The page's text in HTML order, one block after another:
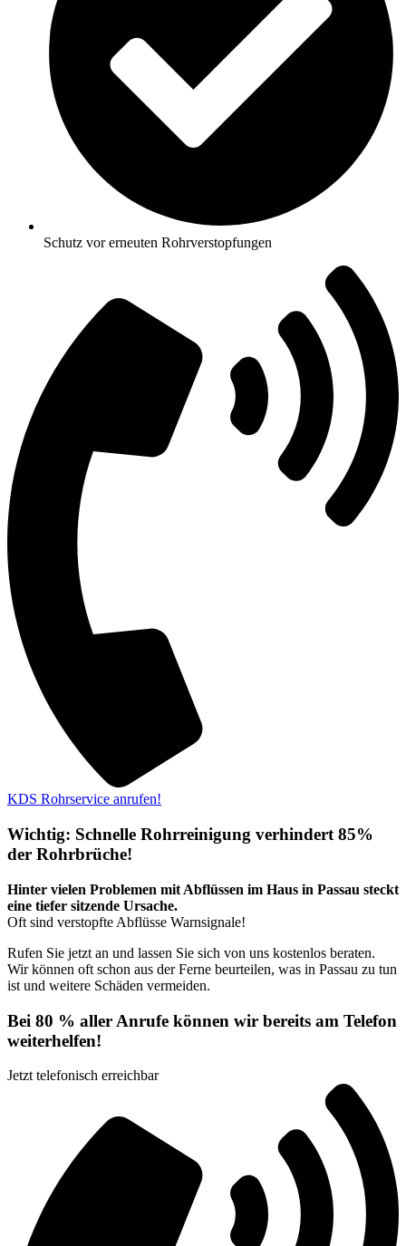
Schutz vor erneuten Rohrverstopfungen
KDS Rohrservice anrufen!
Wichtig: Schnelle Rohrreinigung verhindert 85%
der Rohrbrüche!
Hinter vielen Problemen mit Abflüssen im Haus in Passau steckt
eine tiefer sitzende Ursache.
Oft sind verstopfte Abflüsse Warnsignale!
Rufen Sie jetzt an und lassen Sie sich von uns kostenlos beraten.
Wir können oft schon aus der Ferne beurteilen, was in Passau zu tun
ist und weitere Schäden vermeiden.
Bei 80 % aller Anrufe können wir bereits am Telefon
weiterhelfen!
Jetzt telefonisch erreichbar